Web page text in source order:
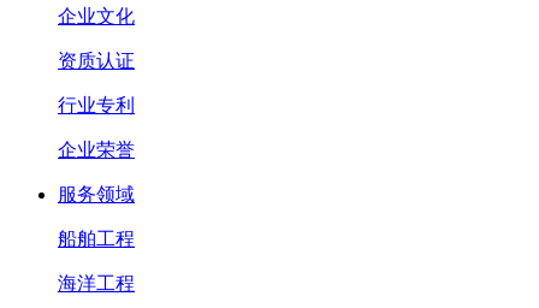
企业文化
资质认证
行业专利
企业荣誉
服务领域
船舶工程
海洋工程